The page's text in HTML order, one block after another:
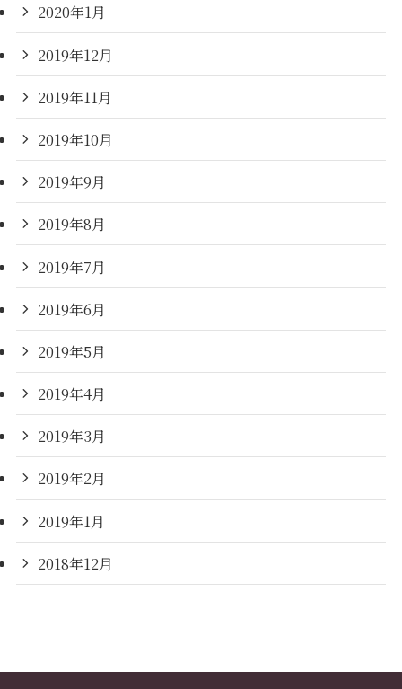
2020年1月
2019年12月
2019年11月
2019年10月
2019年9月
2019年8月
2019年7月
2019年6月
2019年5月
2019年4月
2019年3月
2019年2月
2019年1月
2018年12月